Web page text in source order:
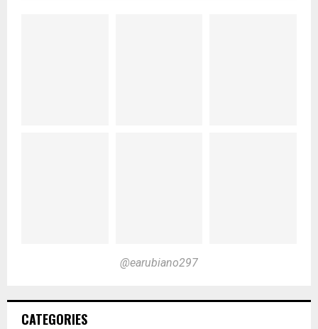
@earubiano297
CATEGORIES